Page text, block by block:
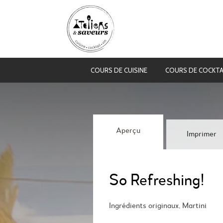
COURS DE CUISINE COURS DE
Aperçu Imprimer
So Refreshing!
Ingrédients originaux, Martini